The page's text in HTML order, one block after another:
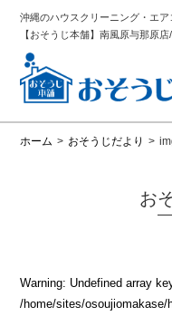
沖縄のハウスクリーニング・エ
【おそうじ本舗】南風原与那原
ホーム > おそうじだより >
お
Warning: Undefined array
/home/sites/osoujiomakase/